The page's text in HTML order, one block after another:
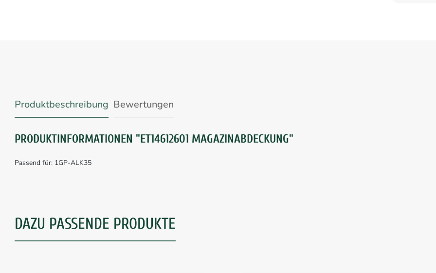
Produktbeschreibung Bewertungen
PRODUKTINFORMATIONEN "ET14612601 MAGAZINABDECKUNG"
Passend für: 1GP-ALK35
DAZU PASSENDE PRODUKTE